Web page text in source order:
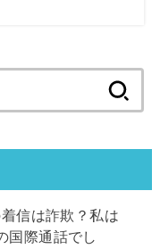
信は詐欺？私は
国際通話でし